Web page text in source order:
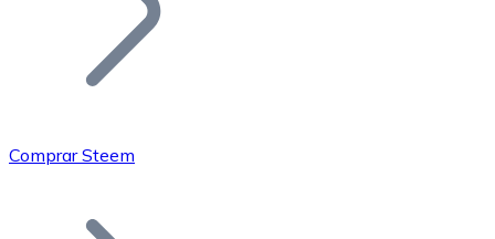
Bitcoin
Comprar Steem